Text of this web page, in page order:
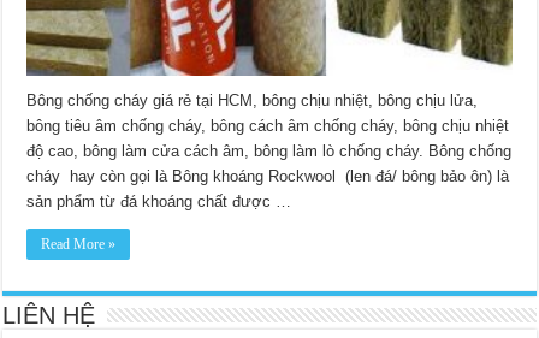
Bông chống cháy giá rẻ tại HCM, bông chịu nhiệt, bông chịu lửa,
bông tiêu âm chống cháy, bông cách âm chống cháy, bông chịu nhiệt
độ cao, bông làm cửa cách âm, bông làm lò chống cháy. Bông chống
cháy hay còn gọi là Bông khoáng Rockwool (len đá/ bông bảo ôn) là
sản phẩm từ đá khoáng chất được …
Read More »
LIÊN HỆ